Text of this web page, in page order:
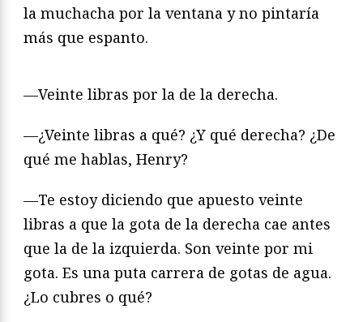
la muchacha por la ventana y no pintaría
más que espanto.
—Veinte libras por la de la derecha.
—¿Veinte libras a qué? ¿Y qué derecha? ¿De
qué me hablas, Henry?
—Te estoy diciendo que apuesto veinte
libras a que la gota de la derecha cae antes
que la de la izquierda. Son veinte por mi
gota. Es una puta carrera de gotas de agua.
¿Lo cubres o qué?